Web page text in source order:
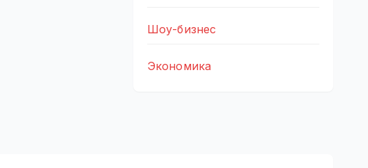
Шоу-бизнес
Экономика